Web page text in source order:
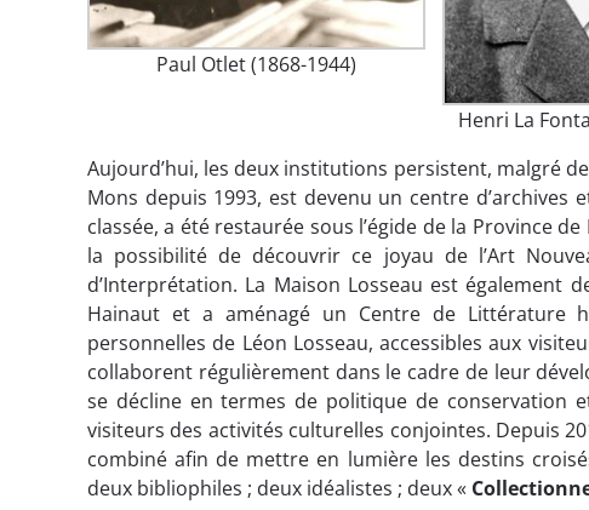
Paul Otlet (1868-1944)
Henri La
Aujourd’hui, les deux institutions persistent, malgré
Mons depuis 1993, est devenu un centre d’archives
classée, a été restaurée sous l’égide de la Province
la possibilité de découvrir ce joyau de l’Art
d’Interprétation. La Maison Losseau est également
Hainaut et a aménagé un Centre de Littérature
personnelles de Léon Losseau, accessibles aux
collaborent régulièrement dans le cadre de leur
se décline en termes de politique de conservation
visiteurs des activités culturelles conjointes. Depuis
combiné afin de mettre en lumière les destins
deux bibliophiles ; deux idéalistes ; deux «